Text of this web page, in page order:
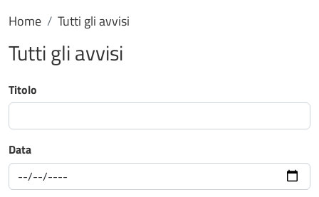
Home Tutti gli avvisi
Tutti gli avvisi
Titolo
Data